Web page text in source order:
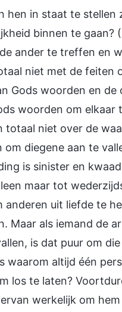
hen in staat te stellen
binnen te gaan?
ander te treffen en
niet met de feiten
Gods woorden en de
woorden om
niet over de
diegene aan te
is sinister en
maar tot
uit liefde te
Maar als iemand de
is dat puur om
waarom altijd één
los te laten?
werkelijk om